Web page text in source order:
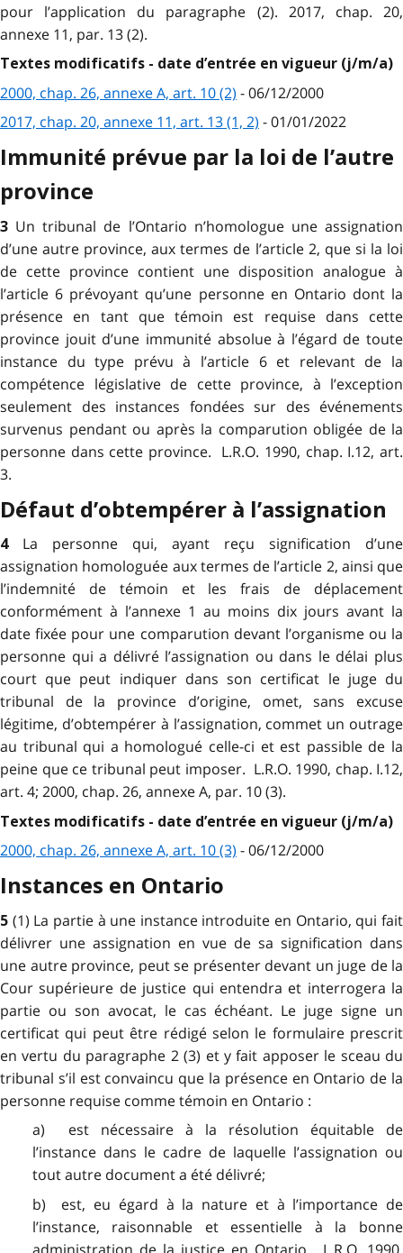
pour l’application du paragraphe (2). 2017, chap. 20,
annexe 11, par. 13 (2).
Textes modificatifs - date d’entrée en vigueur (j/m/a)
2000, chap. 26, annexe A, art. 10 (2) - 06/12/2000
2017, chap. 20, annexe 11, art. 13 (1, 2) - 01/01/2022
Immunité prévue par la loi de l’autre
province
3 Un tribunal de l’Ontario n’homologue une assignation
d’une autre province, aux termes de l’article 2, que si la loi
de cette province contient une disposition analogue à
l’article 6 prévoyant qu’une personne en Ontario dont la
présence en tant que témoin est requise dans cette
province jouit d’une immunité absolue à l’égard de toute
instance du type prévu à l’article 6 et relevant de la
compétence législative de cette province, à l’exception
seulement des instances fondées sur des événements
survenus pendant ou après la comparution obligée de la
personne dans cette province. L.R.O. 1990, chap. I.12, art.
3.
Défaut d’obtempérer à l’assignation
4 La personne qui, ayant reçu signification d’une
assignation homologuée aux termes de l’article 2, ainsi que
l’indemnité de témoin et les frais de déplacement
conformément à l’annexe 1 au moins dix jours avant la
date fixée pour une comparution devant l’organisme ou la
personne qui a délivré l’assignation ou dans le délai plus
court que peut indiquer dans son certificat le juge du
tribunal de la province d’origine, omet, sans excuse
légitime, d’obtempérer à l’assignation, commet un outrage
au tribunal qui a homologué celle-ci et est passible de la
peine que ce tribunal peut imposer. L.R.O. 1990, chap. I.12,
art. 4; 2000, chap. 26, annexe A, par. 10 (3).
Textes modificatifs - date d’entrée en vigueur (j/m/a)
2000, chap. 26, annexe A, art. 10 (3) - 06/12/2000
Instances en Ontario
5 (1) La partie à une instance introduite en Ontario, qui fait
délivrer une assignation en vue de sa signification dans
une autre province, peut se présenter devant un juge de la
Cour supérieure de justice qui entendra et interrogera la
partie ou son avocat, le cas échéant. Le juge signe un
certificat qui peut être rédigé selon le formulaire prescrit
en vertu du paragraphe 2 (3) et y fait apposer le sceau du
tribunal s’il est convaincu que la présence en Ontario de la
personne requise comme témoin en Ontario :
a) est nécessaire à la résolution équitable de
l’instance dans le cadre de laquelle l’assignation ou
tout autre document a été délivré;
b) est, eu égard à la nature et à l’importance de
l’instance, raisonnable et essentielle à la bonne